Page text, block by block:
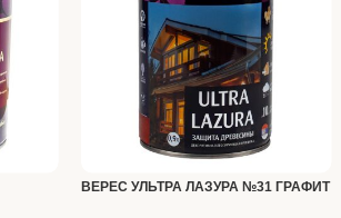
ВЕРЕС УЛЬТРА ЛАЗУРА №31 ГРАФИТ